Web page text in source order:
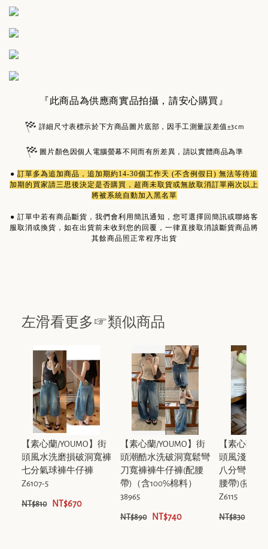
『此商品為供應商實品拍攝，請安心購買』
詳細尺寸表標示於下方商品圖片底部，因手工測量誤差值±3cm
圖片顏色因個人電腦螢幕不同而有所差異，請以實體商品為準
● 訂單多為追加商品 ，追加期約14-30個工作天 (不含例假日) 無法等待追
加期的買家請三思後決定是否購買，超商未取貨或無故取消訂單兩次以上
將被系統自動加入黑名單
● 訂單中若有商品斷貨，我們會利用簡訊通知，您可選擇回簡訊或聯絡客
服取消或換貨，如在出貨前未收到您的回覆，一律直接取消該斷貨商品將
其餘商品照正常程序出貨
左滑看更多☞類似商品
【素心蘭/YOUMO】街
頭風水洗磨損破洞寬褲
七分氣球褲牛仔褲
Z6107-5
NT$810 NT$670
【素心蘭/YOUMO】街
頭潮酷水洗破洞寬鬆彎
刀寬褲褲牛仔褲(配腰
帶)（含100%棉料）
38965
NT$890 NT$740
【素心蘭/
頭風淺藍磨
八分彎刀褲
腰帶)(搭配
Z6115
NT$830